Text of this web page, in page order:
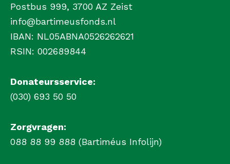
Postbus 999, 3700 AZ Zeist
info@bartimeusfonds.nl
IBAN: NL05ABNA0526262621
RSIN: 002689844
Donateursservice:
(030) 693 50 50
Zorgvragen:
088 88 99 888 (Bartiméus Infolijn)